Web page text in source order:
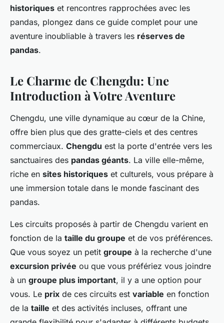
historiques et rencontres rapprochées avec les
pandas, plongez dans ce guide complet pour une
aventure inoubliable à travers les réserves de
pandas.
Le Charme de Chengdu: Une
Introduction à Votre Aventure
Chengdu, une ville dynamique au cœur de la Chine,
offre bien plus que des gratte-ciels et des centres
commerciaux. Chengdu est la porte d'entrée vers les
sanctuaires des pandas géants. La ville elle-même,
riche en sites historiques et culturels, vous prépare à
une immersion totale dans le monde fascinant des
pandas.
Les circuits proposés à partir de Chengdu varient en
fonction de la taille du groupe et de vos préférences.
Que vous soyez un petit groupe à la recherche d'une
excursion privée ou que vous préfériez vous joindre
à un groupe plus important, il y a une option pour
vous. Le prix de ces circuits est variable en fonction
de la taille et des activités incluses, offrant une